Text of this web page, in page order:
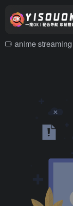
anime streaming